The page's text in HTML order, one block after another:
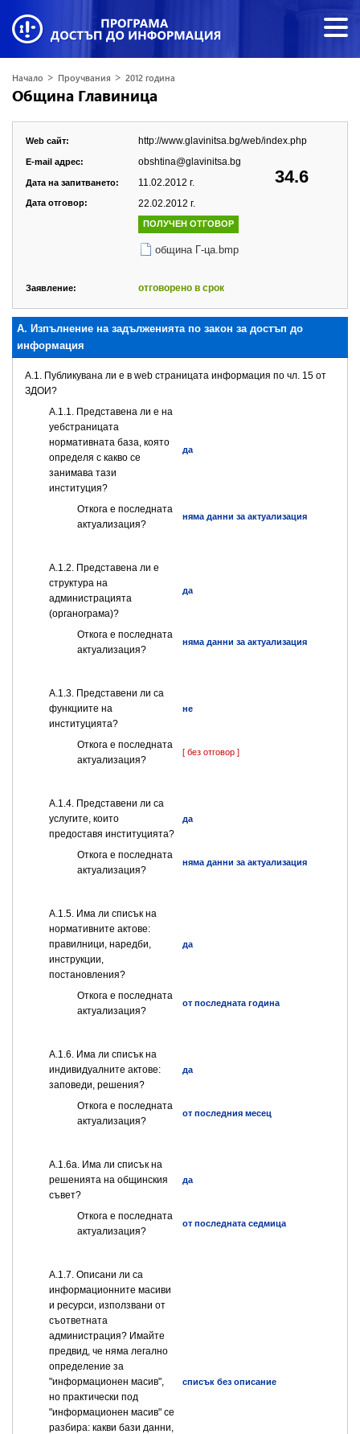
Начало > Проучвания > 2012 година
Община Главиница
34.6
Web сайт: http://www.glavinitsa.bg/web/index.php
E-mail адрес: obshtina@glavinitsa.bg
Дата на запитването: 11.02.2012 г.
Дата отговор: 22.02.2012 г.
ПОЛУЧЕН ОТГОВОР
община Г-ца.bmp
Заявление: отговорено в срок
А. Изпълнение на задълженията по закон за достъп до
информация
A.1. Публикувана ли е в web страницата информация по чл. 15 от
ЗДОИ?
A.1.1. Представена ли е на
уебстраницата
нормативната база, която
определя с какво се
занимава тази
институция?
да
Откога е последната
актуализация?
няма данни за актуализация
A.1.2. Представена ли е
структура на
администрацията
(органограма)?
да
Откога е последната
актуализация?
няма данни за актуализация
А.1.3. Представени ли са
функциите на
институцията?
не
Откога е последната
актуализация?
[ без отговор ]
А.1.4. Представени ли са
услугите, които
предоставя институцията?
да
Откога е последната
актуализация?
няма данни за актуализация
А.1.5. Има ли списък на
нормативните актове:
правилници, наредби,
инструкции,
постановления?
да
Откога е последната
актуализация?
от последната година
А.1.6. Има ли списък на
индивидуалните актове:
заповеди, решения?
да
Откога е последната
актуализация?
от последния месец
А.1.6а. Има ли списък на
решенията на общинския
съвет?
да
Откога е последната
актуализация?
от последната седмица
А.1.7. Описани ли са
информационните масиви
и ресурси, използвани от
съответната
администрация? Имайте
предвид, че няма легално
определение за
"информационен масив",
но практически под
"информационен масив" се
разбира: какви бази данни,
списък без описание